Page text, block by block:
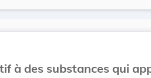
à des substances qui